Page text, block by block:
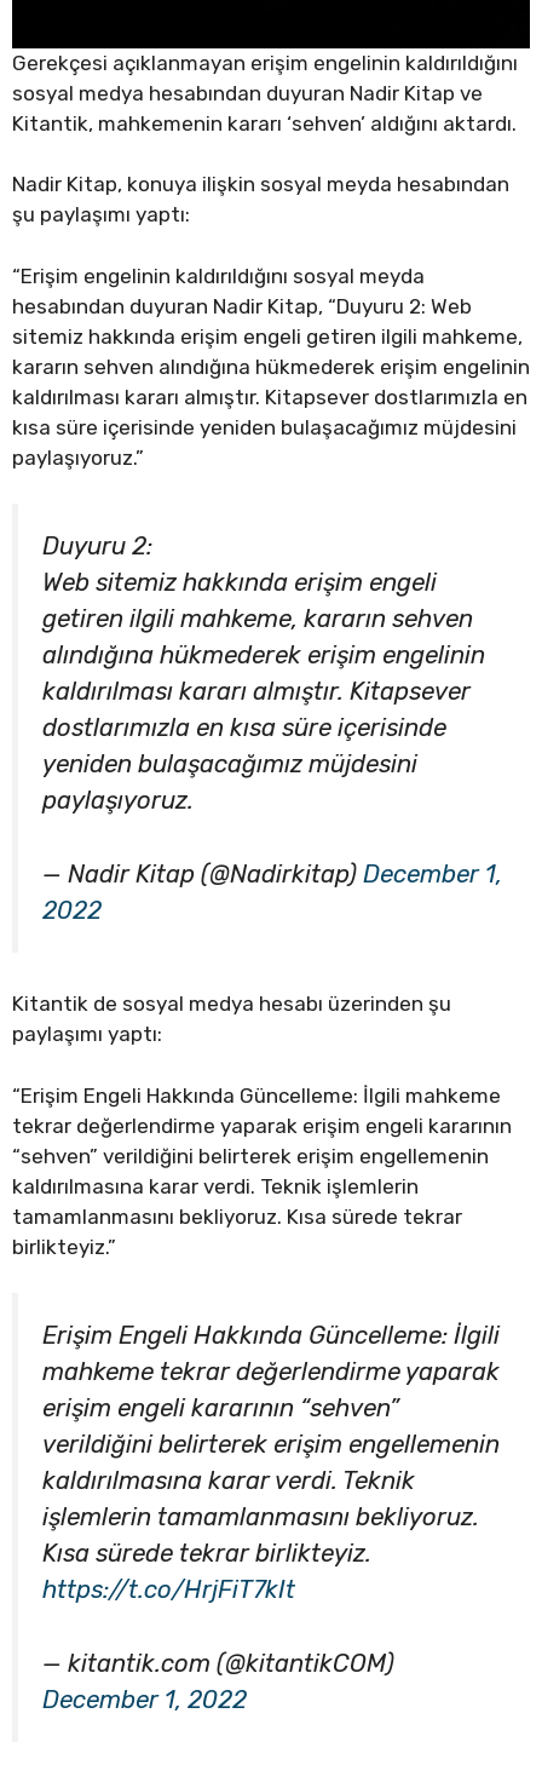
Gerekçesi açıklanmayan erişim engelinin kaldırıldığını
sosyal medya hesabından duyuran Nadir Kitap ve
Kitantik, mahkemenin kararı ‘sehven’ aldığını aktardı.
Nadir Kitap, konuya ilişkin sosyal meyda hesabından
şu paylaşımı yaptı:
“Erişim engelinin kaldırıldığını sosyal meyda
hesabından duyuran Nadir Kitap, “Duyuru 2: Web
sitemiz hakkında erişim engeli getiren ilgili mahkeme,
kararın sehven alındığına hükmederek erişim engelinin
kaldırılması kararı almıştır. Kitapsever dostlarımızla en
kısa süre içerisinde yeniden bulaşacağımız müjdesini
paylaşıyoruz.”
Duyuru 2:
Web sitemiz hakkında erişim engeli
getiren ilgili mahkeme, kararın sehven
alındığına hükmederek erişim engelinin
kaldırılması kararı almıştır. Kitapsever
dostlarımızla en kısa süre içerisinde
yeniden bulaşacağımız müjdesini
paylaşıyoruz.
— Nadir Kitap (@Nadirkitap) December 1,
2022
Kitantik de sosyal medya hesabı üzerinden şu
paylaşımı yaptı:
“Erişim Engeli Hakkında Güncelleme: İlgili mahkeme
tekrar değerlendirme yaparak erişim engeli kararının
“sehven” verildiğini belirterek erişim engellemenin
kaldırılmasına karar verdi. Teknik işlemlerin
tamamlanmasını bekliyoruz. Kısa sürede tekrar
birlikteyiz.”
Erişim Engeli Hakkında Güncelleme: İlgili
mahkeme tekrar değerlendirme yaparak
erişim engeli kararının “sehven”
verildiğini belirterek erişim engellemenin
kaldırılmasına karar verdi. Teknik
işlemlerin tamamlanmasını bekliyoruz.
Kısa sürede tekrar birlikteyiz.
https://t.co/HrjFiT7kIt
— kitantik.com (@kitantikCOM)
December 1, 2022